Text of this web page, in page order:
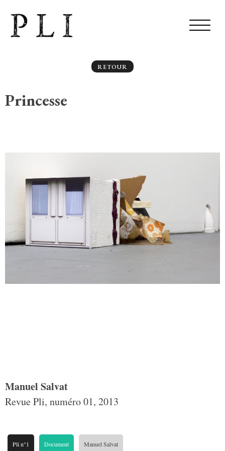
RETOUR
Princesse
Manuel Salvat
Revue Pli, numéro 01, 2013
Pli n°1 Document Manuel Salvat